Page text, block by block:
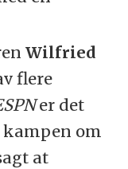
Wilfried
flere
er det
om
at